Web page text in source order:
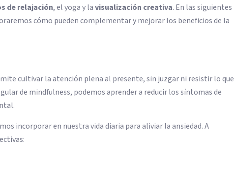
de relajación, el yoga y lavisualización creativa. En las siguientes
cómo pueden complementar y mejorar los beneficios de la
cultivar la atención plena al presente, sin juzgar ni resistir lo que
de mindfulness, podemos aprender a reducir los síntomas de
incorporar en nuestra vida diaria para aliviar la ansiedad. A